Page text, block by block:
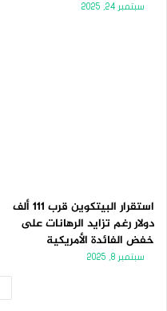
سبتمبر 24, 2025
استقرار البيتكوين قرب 111 ألف
دولار رغم تزايد الرهانات على
خفض الفائدة الأمريكية
سبتمبر 8, 2025